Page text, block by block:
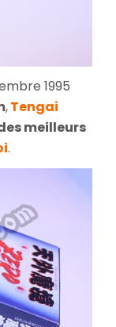
1995
,Tengai
meilleurs
.